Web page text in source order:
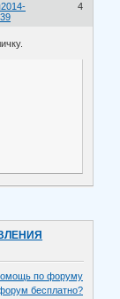
4
2014-
по форуму